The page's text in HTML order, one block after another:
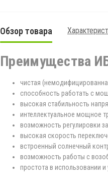
Обзор товара
Преимущества
чистая
способность работать с
высокая стабильность
интеллектуальное мощное
возможность регулировки
высокая скорость
встроенный солнечный
возможность работы с
простота в использовании